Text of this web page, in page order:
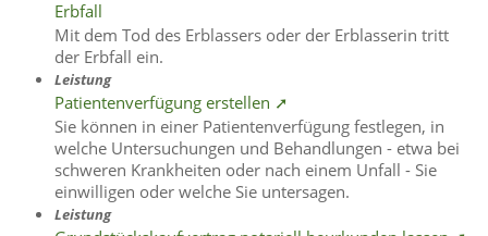
Erbfall
Mit dem Tod des Erblassers oder der Erblasserin tritt
der Erbfall ein.
Leistung
Patientenverfügung erstellen ➚
Sie können in einer Patientenverfügung festlegen, in
welche Untersuchungen und Behandlungen - etwa bei
schweren Krankheiten oder nach einem Unfall - Sie
einwilligen oder welche Sie untersagen.
Leistung